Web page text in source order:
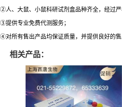
②人、大鼠、小鼠科研试剂盒品种齐全，经过
③提供专业免费代测服务；
④对所有售出产品均保证质量，并提供良好的售
相关产品：